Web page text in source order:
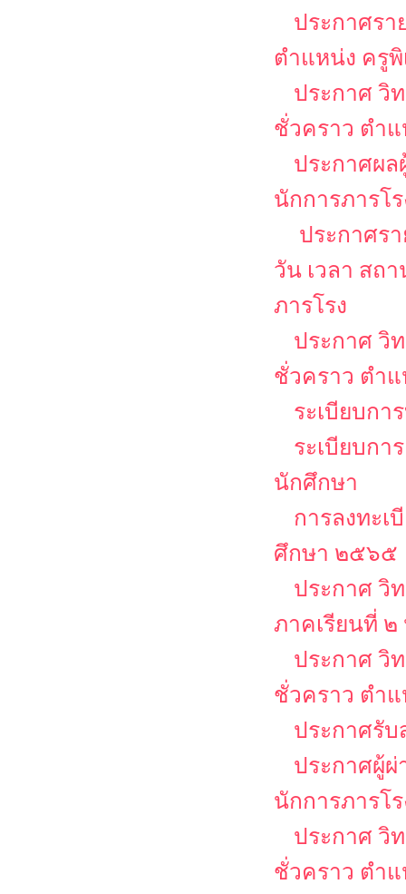
ประกาศรา
ตำแหน่ง ครูพิ
ประกาศ วิ
ชั่วคราว ตำ
ประกาศผ
นักการภารโร
ประกาศร
วัน เวลา สถ
ภารโรง
ประกาศ วิ
ชั่วคราว ตำ
ระเบียบกา
ระเบียบกา
นักศึกษา
การลงทะเ
ศึกษา ๒๕๖๕
ประกาศ วิ
ภาคเรียนที่
ประกาศ วิ
ชั่วคราว ตำ
ประกาศรั
ประกาศผู้
นักการภารโร
ประกาศ วิ
ชั่วคราว ตำ